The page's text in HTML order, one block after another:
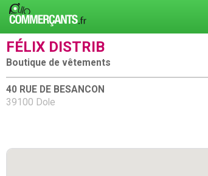
FÉLIX DISTRIB
Boutique de vêtements
40 RUE DE BESANCON
39100 Dole